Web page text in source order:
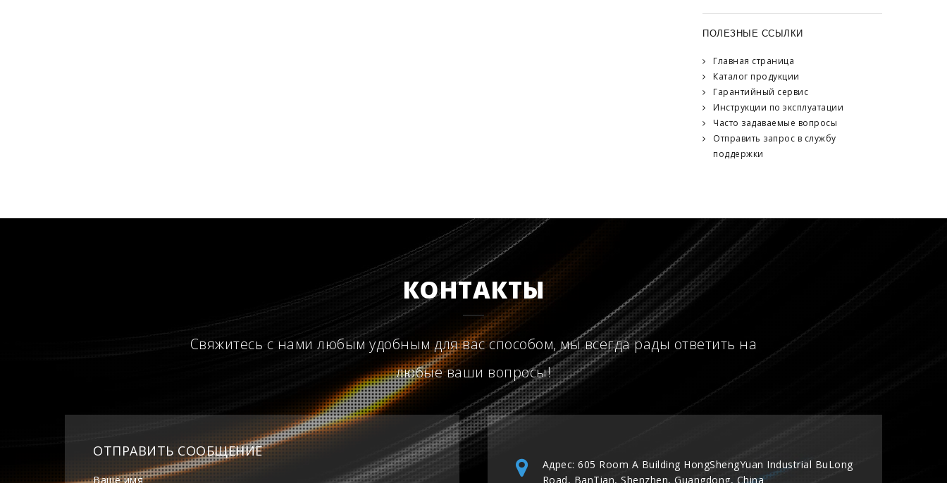
ПОЛЕЗНЫЕ ССЫЛКИ
Главная страница
Каталог продукции
Гарантийный сервис
Инструкции по эксплуатации
Часто задаваемые вопросы
Отправить запрос в службу
поддержки
КОНТАКТЫ
Свяжитесь с нами любым удобным для вас способом, мы всегда рады ответить на
любые ваши вопросы!
ОТПРАВИТЬ СООБЩЕНИЕ
Ваше имя
Адрес: 605 Room A Building HongShengYuan Industrial BuLong
Road, BanTian, Shenzhen, Guangdong, China